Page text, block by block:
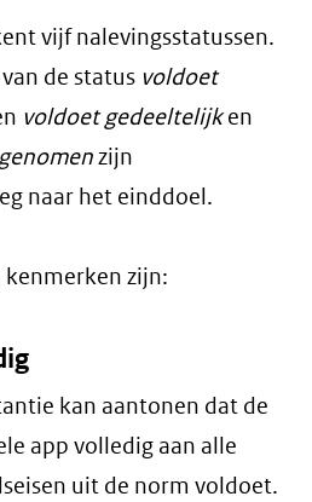
vijf nalevingsstatussen.
de status voldoet
voldoet gedeeltelijken
zijn
naar het einddoel.
kenmerken zijn:
kan aantonen dat de
app volledig aan alle
uit de norm voldoet.